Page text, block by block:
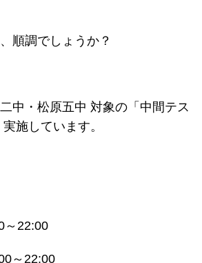
順調でしょうか？
中・松原五中 対象の「中間テス
施しています。
～22:00
～22:00